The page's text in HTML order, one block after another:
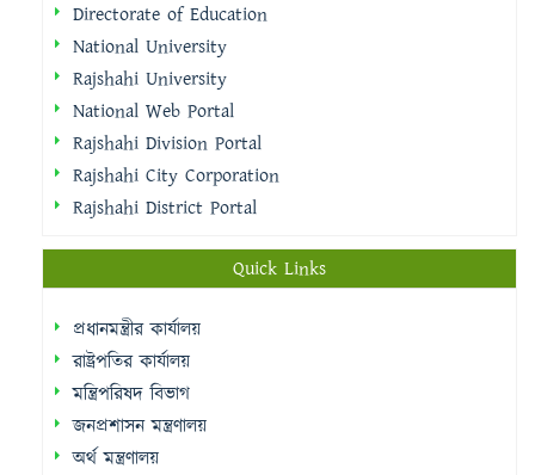
Directorate of Education
National University
Rajshahi University
National Web Portal
Rajshahi Division Portal
Rajshahi City Corporation
Rajshahi District Portal
Quick Links
প্রধানমন্ত্রীর কার্যালয়
রাষ্ট্রপতির কার্যালয়
মন্ত্রিপরিষদ বিভাগ
জনপ্রশাসন মন্ত্রণালয়
অর্থ মন্ত্রণালয়